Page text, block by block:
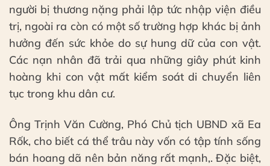
người bị thương nặng phải lập tức nhập viện điều
trị, ngoài ra còn có một số trường hợp khác bị ảnh
hưởng đến sức khỏe do sự hung dữ của con vật.
Các nạn nhân đã trải qua những giây phút kinh
hoàng khi con vật mất kiểm soát di chuyển liên
tục trong khu dân cư.
Ông Trịnh Văn Cường, Phó Chủ tịch UBND xã Ea
Rốk, cho biết cá thể trâu này vốn có tập tính sống
bán hoang dã nên bản năng rất mạnh,. Đặc biệt,